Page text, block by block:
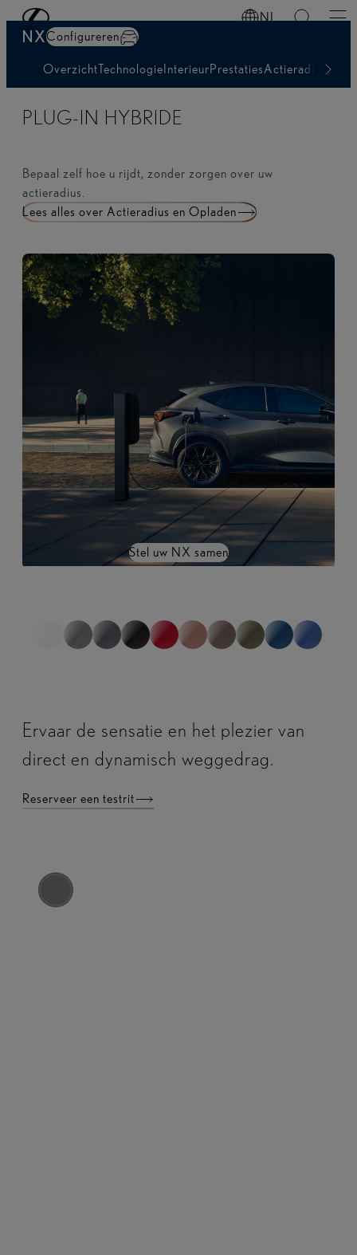
Ga naar de hoofdinhoud NL
NXConfigureren
OverzichtTechnologieInterieurPrestatiesActieradius &
PLUG-IN HYBRIDE
Bepaal zelf hoe u rijdt, zonder zorgen over uw
actieradius.
Lees alles over Actieradius en Opladen
1van0
Stel uw NX samen
*niet representatief voor de volledige range
Ervaar de sensatie en het plezier van
direct en dynamisch weggedrag.
Reserveer een testrit